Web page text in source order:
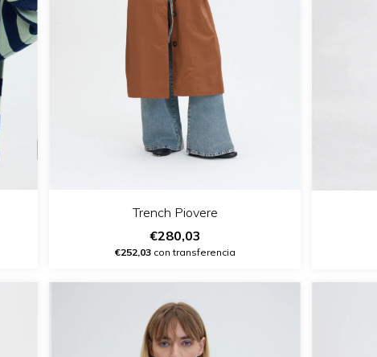
Trench Piovere
€280,03
€252,03con transferencia